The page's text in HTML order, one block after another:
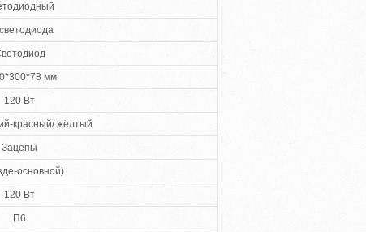
мм
120 Вт
красный/ жёлтый
Зацепы
основной)
120 Вт
П6